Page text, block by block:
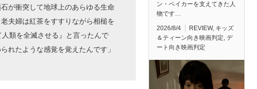
が衝突して地球上のあらゆる生命
夫婦は紅茶をすすりながら相槌を
類を全滅させる』と言ったんで
れたような感覚を覚えたんです」
ン・ベイカーを支えてきた人
物です…
2026/8/4 REVIEW, キッズ
＆ティーン向き映画判定, デ
ート向き映画判定